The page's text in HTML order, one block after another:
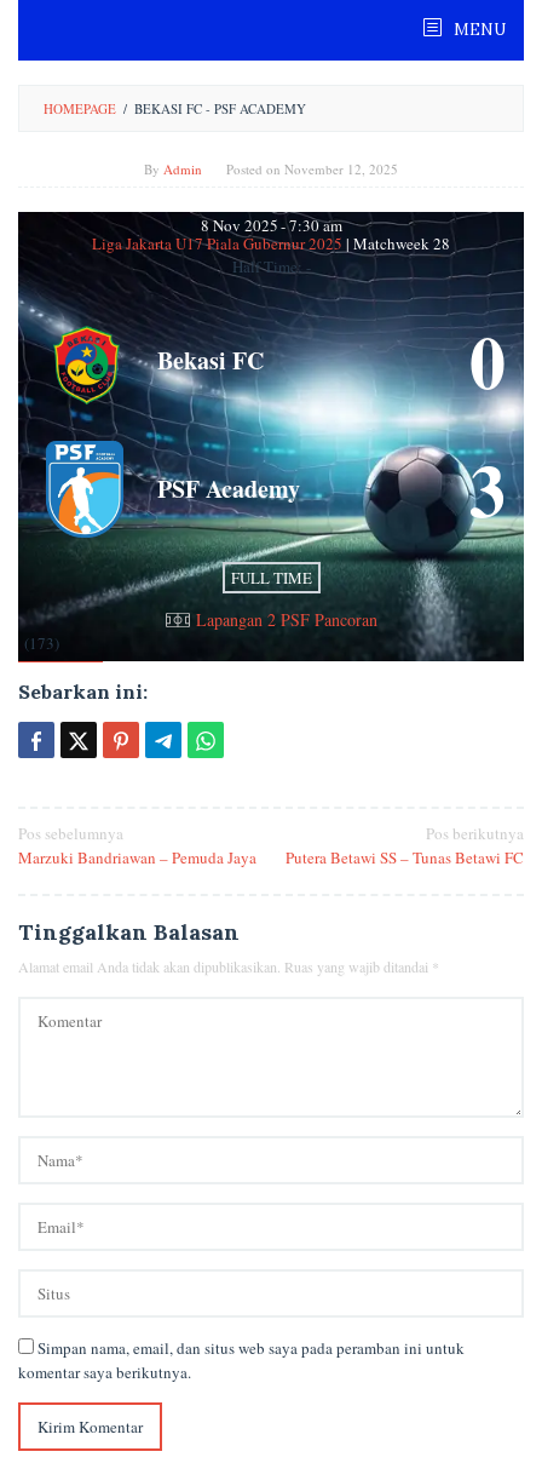
content
MENU
HOMEPAGE / BEKASI FC - PSF ACADEMY
By Admin Posted on November 12, 2025
8 Nov 2025-7:30 am
Liga Jakarta U17 Piala Gubernur 2025 | Matchweek 28
Half Time: -
Bekasi FC 0
PSF Academy 3
FULL TIME
Lapangan 2 PSF Pancoran
(173)
Sebarkan ini:
Navigasi
pos
Pos sebelumnya
Marzuki Bandriawan – Pemuda Jaya
Pos berikutnya
Putera Betawi SS – Tunas Betawi FC
Tinggalkan Balasan
Alamat email Anda tidak akan dipublikasikan. Ruas yang wajib ditandai *
Simpan nama, email, dan situs web saya pada peramban ini untuk
komentar saya berikutnya.